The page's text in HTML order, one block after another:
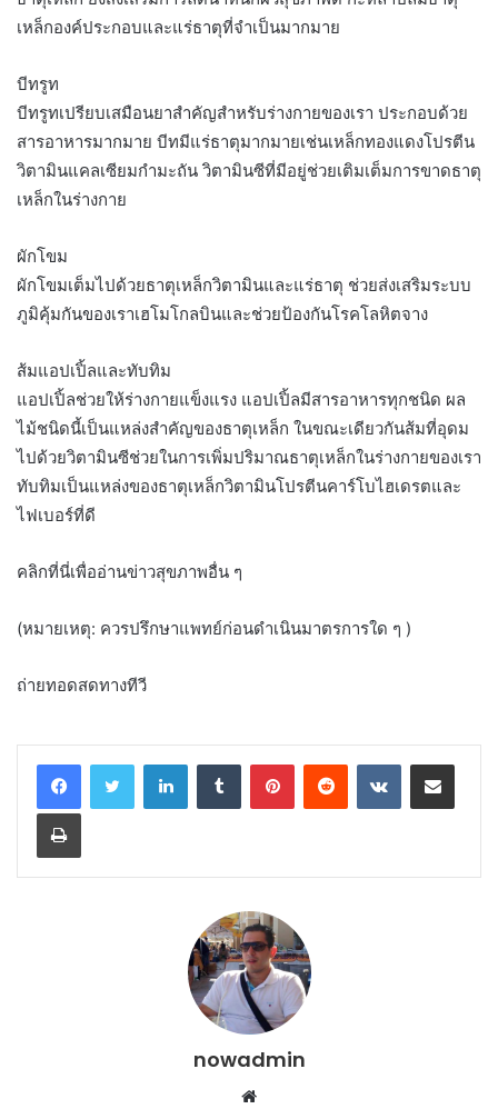
เหล็กองค์ประกอบและแร่ธาตุที่จำเป็นมากมาย
บีทรูท
บีทรูทเปรียบเสมือนยาสำคัญสำหรับร่างกายของเรา ประกอบด้วย
สารอาหารมากมาย บีทมีแร่ธาตุมากมายเช่นเหล็กทองแดงโปรตีน
วิตามินแคลเซียมกำมะถัน วิตามินซีที่มีอยู่ช่วยเติมเต็มการขาดธาตุ
เหล็กในร่างกาย
ผักโขม
ผักโขมเต็มไปด้วยธาตุเหล็กวิตามินและแร่ธาตุ ช่วยส่งเสริมระบบ
ภูมิคุ้มกันของเราเฮโมโกลบินและช่วยป้องกันโรคโลหิตจาง
ส้มแอปเปิ้ลและทับทิม
แอปเปิ้ลช่วยให้ร่างกายแข็งแรง แอปเปิ้ลมีสารอาหารทุกชนิด ผล
ไม้ชนิดนี้เป็นแหล่งสำคัญของธาตุเหล็ก ในขณะเดียวกันส้มที่อุดม
ไปด้วยวิตามินซีช่วยในการเพิ่มปริมาณธาตุเหล็กในร่างกายของเรา
ทับทิมเป็นแหล่งของธาตุเหล็กวิตามินโปรตีนคาร์โบไฮเดรตและ
ไฟเบอร์ที่ดี
คลิกที่นี่เพื่ออ่านข่าวสุขภาพอื่น ๆ
(หมายเหตุ: ควรปรึกษาแพทย์ก่อนดำเนินมาตรการใด ๆ )
ถ่ายทอดสดทางทีวี
LinkedInTumblr PinterestReddit VKontakteShare via Email
Print
nowadmin
Website